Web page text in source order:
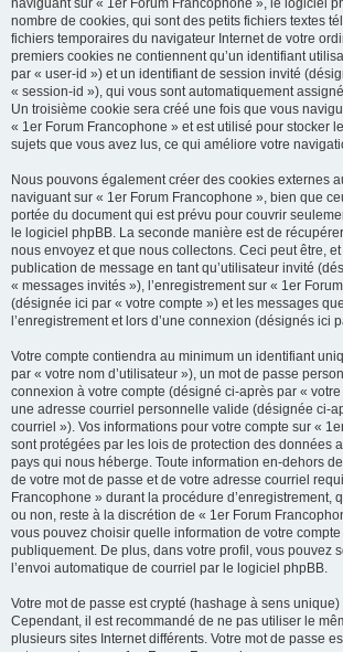
naviguant sur « 1er Forum Francophone », le logiciel
nombre de cookies, qui sont des petits fichiers textes
fichiers temporaires du navigateur Internet de votre
premiers cookies ne contiennent qu’un identifiant
par « user-id ») et un identifiant de session invité
« session-id »), qui vous sont automatiquement
Un troisième cookie sera créé une fois que vous
« 1er Forum Francophone » et est utilisé pour stocker
sujets que vous avez lus, ce qui améliore votre
Nous pouvons également créer des cookies externes
naviguant sur « 1er Forum Francophone », bien que
portée du document qui est prévu pour couvrir
le logiciel phpBB. La seconde manière est de
nous envoyez et que nous collectons. Ceci peut être, et
publication de message en tant qu’utilisateur invité
« messages invités »), l’enregistrement sur « 1er
(désignée ici par « votre compte ») et les messages
l’enregistrement et lors d’une connexion (désignés ici
Votre compte contiendra au minimum un identifiant
par « votre nom d’utilisateur »), un mot de passe
connexion à votre compte (désigné ci-après par «
une adresse courriel personnelle valide (désignée ci-
courriel »). Vos informations pour votre compte sur «
sont protégées par les lois de protection des données
pays qui nous héberge. Toute information en-dehors
de votre mot de passe et de votre adresse courriel
Francophone » durant la procédure d’enregistrement,
ou non, reste à la discrétion de « 1er Forum
vous pouvez choisir quelle information de votre
publiquement. De plus, dans votre profil, vous pouvez
l’envoi automatique de courriel par le logiciel phpBB.
Votre mot de passe est crypté (hashage à sens unique)
Cependant, il est recommandé de ne pas utiliser le
plusieurs sites Internet différents. Votre mot de passe